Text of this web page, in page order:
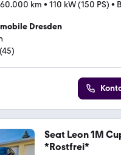
km • 110 kW (150 PS) •
Dresden
(45)
Seat Leon 1M
*Rostfrei*